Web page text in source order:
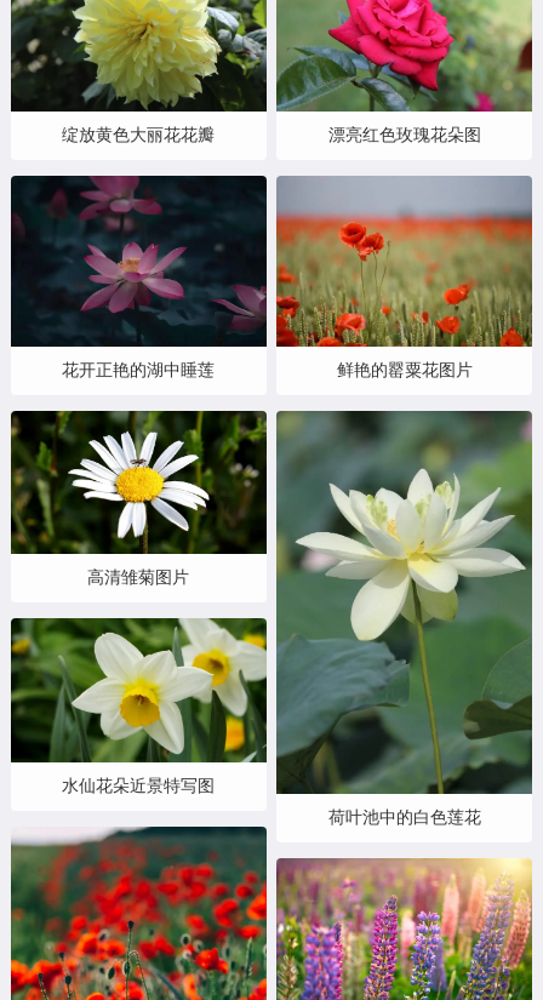
绽放黄色大丽花花瓣
花开正艳的湖中睡莲
高清雏菊图片
水仙花朵近景特写图
漂亮红色玫瑰花朵图
鲜艳的罂粟花图片
荷叶池中的白色莲花